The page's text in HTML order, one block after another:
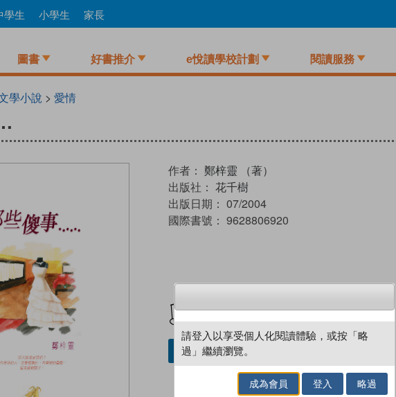
學生 小學生 家長
圖書 好書推介 e悅讀學校計劃 閱讀服務
學小說 > 愛情
作者： 鄭梓靈 （著）
出版社： 花千樹
出版日期： 07/2004
國際書號： 9628806920
借閱實體書
請登入以享受個人化閱讀體驗，或按「略
過」繼續瀏覽。
成為會員 登入 略過